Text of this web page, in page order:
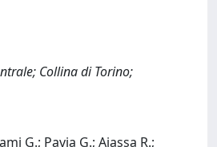
Collina di Torino;
G.; Pavia G.; Ajassa R.;